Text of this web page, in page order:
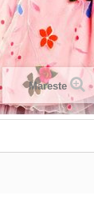
Mareste